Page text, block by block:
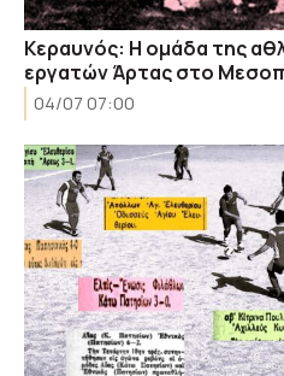
Κεραυνός: H oμάδα της
εργατών Άρτας στο
04/07 07:00